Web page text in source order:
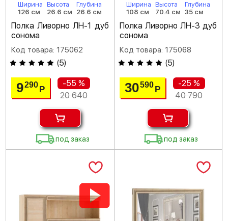
Ширина
126 см
Высота
26.6 см
Глубина
26.6 см
Полка Ливорно ЛН-1 дуб
сонома
Код товара: 175062
(5)
9290Р
-55 %
20 640
под заказ
Ширина
108 см
Высота
70.4 см
Глубина
35 см
Полка Ливорно ЛН-3 дуб
сонома
Код товара: 175068
(5)
30590 Р
-25 %
40 790
под заказ